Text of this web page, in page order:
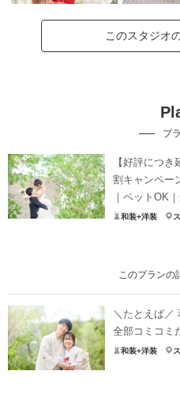
このスタジオ
プ
【好評につ
割キャンペー
｜ペットOK
和装+洋装
このプランの
「早めに撮りたいけど、準備不足で後
たい！」そんな方におすすめの、期間
ペットやお子様との撮影も実績多数！
オンライン相談も可能ですので、お気軽
＼たとえば／
全部コミコミ
和装+洋装